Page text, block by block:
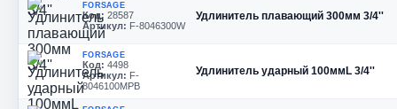
FORSAGE
Код: 28587
Артикул: F-8046300W
Удлинитель плавающий 300мм 3/4''
FORSAGE
Код: 4498
Артикул: F-
8046100MPB
Удлинитель ударный 100ммL 3/4''